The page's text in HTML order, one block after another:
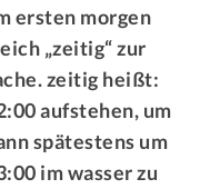
ersten morgen
„zeitig“ zur
zeitig heißt:
aufstehen, um
spätestens um
im wasser zu